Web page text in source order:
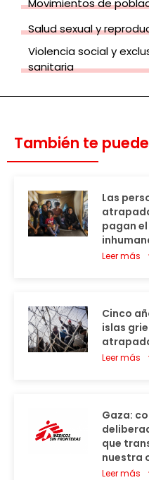
Salud sexual y
Violencia social y
sanitaria
También te
Las
pagan
Leer más
Cinco
islas
Leer más
Gaza:
que
nuestra
Leer más